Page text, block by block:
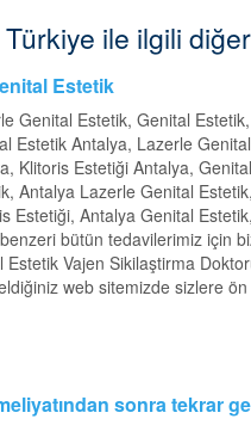
ile ilgili
Estetik
Genital Estetik, Genital
Estetik Antalya, Lazerle
Klitoris Estetiği Antalya,
Antalya Lazerle Genital
Estetiği, Antalya Genital
bütün tedavilerimiz için
Estetik Vajen Sikilaştirma
web sitemizde sizlere
sonra tekrar